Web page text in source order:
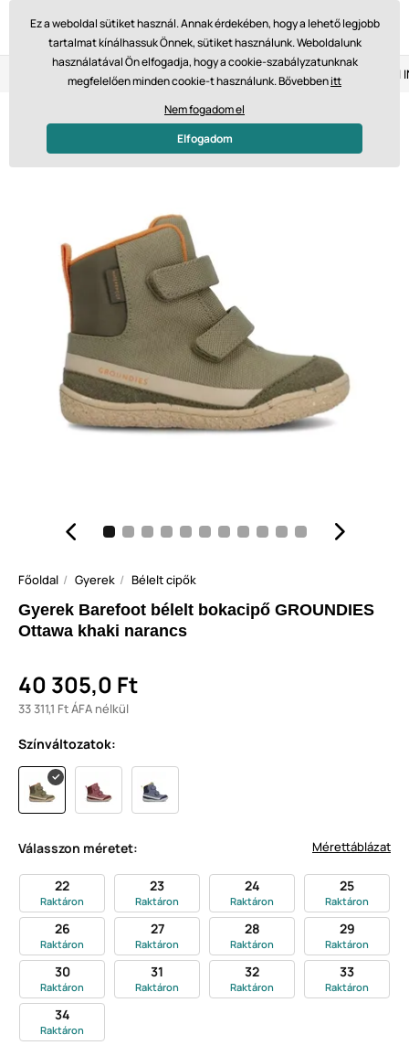
Visszaküldés 14 napon belül Gyors szállítás 61 475 Ft-tól
Főoldal Gyerek Bélelt cipők
Gyerek Barefoot bélelt bokacipő GROUNDIES
Ottawa khaki narancs
40 305,0 Ft
33 311,1 Ft ÁFA nélkül
Színváltozatok:
Mérettáblázat
Válasszon méretet:
22
Raktáron
23
Raktáron
24
Raktáron
25
Raktáron
26
Raktáron
27
Raktáron
28
Raktáron
29
Raktáron
30
Raktáron
31
Raktáron
32
Raktáron
33
Raktáron
34
Raktáron
Ez a weboldal sütiket használ. Annak érdekében, hogy a lehető legjobb
tartalmat kínálhassuk Önnek, sütiket használunk. Weboldalunk
használatával Ön elfogadja, hogy a cookie-szabályzatunknak
megfelelően minden cookie-t használunk. Bővebbenitt
Nem fogadom el
Elfogadom